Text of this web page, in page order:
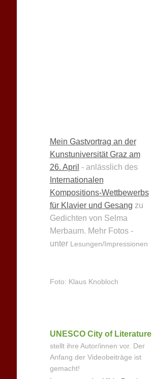
Mein Gastvortrag an der
Kunstuniversität Graz am
26. April - anlässlich des
Internationalen
Kompositions-Wettbewerbs
für Klavier und Gesang zu
Gedichten von Selma
Merbaum. Mehr Fotos -
unter Lesungen/Impressionen
Foto: Klaus Knobloch
UNESCO City of Literature
stellt ihre Autor/innen vor. Der
Anfang der Videobeiträge ist
gemacht!